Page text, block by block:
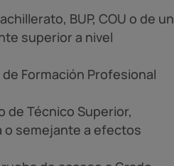
BUP, COU o de un
superior a nivel
Formación Profesional
de Técnico Superior,
o semejante a efectos